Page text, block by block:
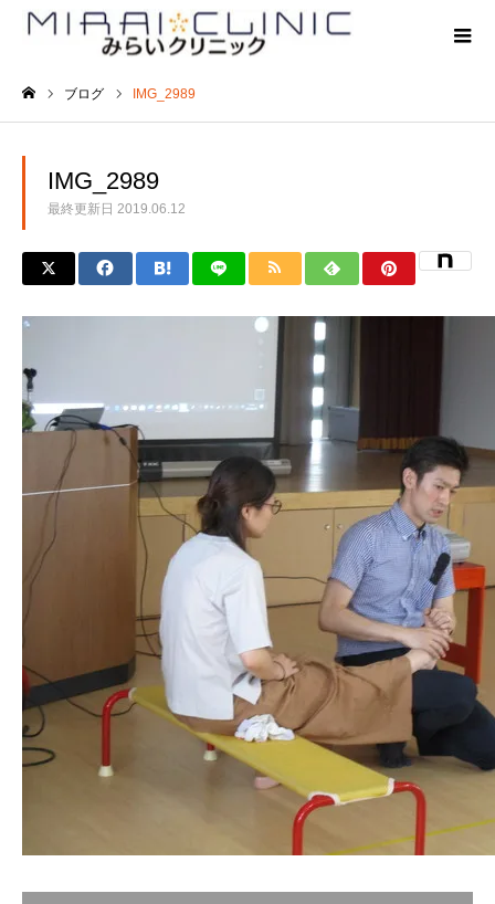
ブログ IMG_2989
IMG_2989
最終更新日 2019.06.12